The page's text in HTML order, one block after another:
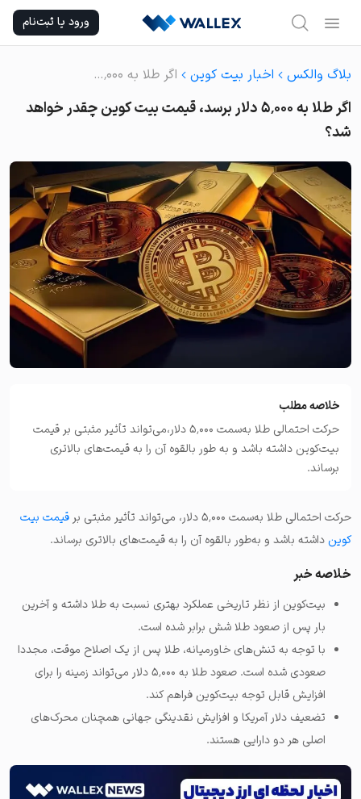
content
ورود یا ثبت‌نام
بلاگ والکس اخبار بیت کوین اگر طلا به ۵٬۰۰۰ دلار برسد، قیمت بیت کوین چقدر خواهد شد؟
اگر طلا به ۵٬۰۰۰ دلار برسد، قیمت بیت کوین چقدر خواهد
شد؟
خلاصه مطلب
حرکت احتمالی طلا به‌سمت ۵٬۰۰۰ دلار،می‌تواند تأثیر مثبتی بر قیمت
بیت‌کوین داشته باشد و به طور بالقوه آن را به قیمت‌های بالاتری
برساند.
حرکت احتمالی طلا به‌سمت ۵٬۰۰۰ دلار، می‌تواند تأثیر مثبتی بر
قیمت بیت‌
کوین داشته باشد و به‌طور بالقوه آن را به قیمت‌های بالاتری برساند.
خلاصه خبر
بیت‌کوین از نظر تاریخی عملکرد بهتری نسبت به طلا داشته و آخرین
بار پس از صعود طلا شش برابر شده است.
با توجه به تنش‌های خاورمیانه، طلا پس از یک اصلاح موقت، مجددا
صعودی شده است. صعود طلا به ۵٬۰۰۰ دلار می‌تواند زمینه را برای
افزایش قابل توجه بیت‌کوین فراهم کند.
تضعیف دلار آمریکا و افزایش نقدینگی جهانی همچنان محرک‌های
اصلی هر دو دارایی هستند.